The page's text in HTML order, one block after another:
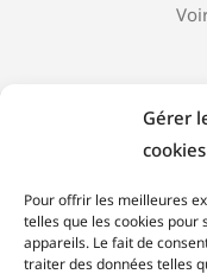
Gérer
cookies
Pour offrir les meilleures
telles que les cookies
appareils. Le fait de
traiter des données telles